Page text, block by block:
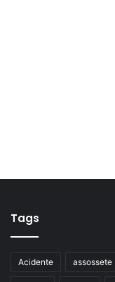
Tags
Acidente assossete